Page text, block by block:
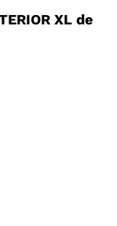
XL de